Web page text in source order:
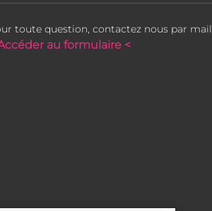
toute question, contactez nous par mail
au formulaire <